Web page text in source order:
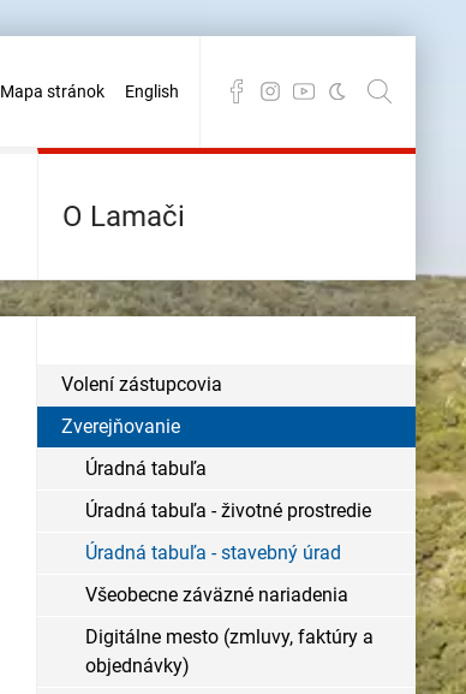
Mapa stránok English
O Lamači
Volení zástupcovia
Zverejňovanie
Úradná tabuľa
Úradná tabuľa - životné prostredie
Úradná tabuľa - stavebný úrad
Všeobecne záväzné nariadenia
Digitálne mesto (zmluvy, faktúry a
objednávky)